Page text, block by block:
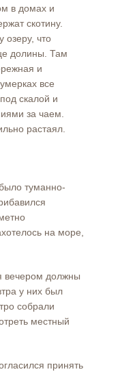
в домах и
скотину.
что
долины. Там
и
все
скалой и
за чаем.
растаял.
туманно-
на море,
вечером должны
у них был
собрали
местный
принять